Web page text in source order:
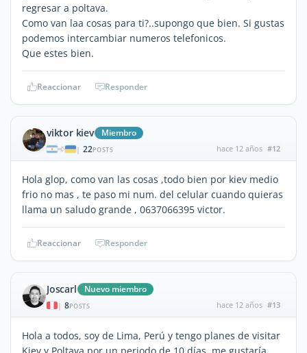
regresar a poltava.
Como van laa cosas para ti?..supongo que bien. Si gustas
podemos intercambiar numeros telefonicos.
Que estes bien.
Reaccionar Responder
viktor kiev Miembro
| 22POSTS hace 12 años #12
Hola glop, como van las cosas ,todo bien por kiev medio
frio no mas , te paso mi num. del celular cuando quieras
llama un saludo grande , 0637066395 victor.
Reaccionar Responder
Joscarl Nuevo miembro
| 8POSTS hace 12 años #13
Hola a todos, soy de Lima, Perú y tengo planes de visitar